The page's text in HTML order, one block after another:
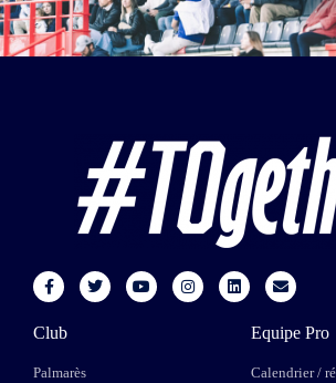
Club
Palmarès
Equipe Pro
Calendrier /